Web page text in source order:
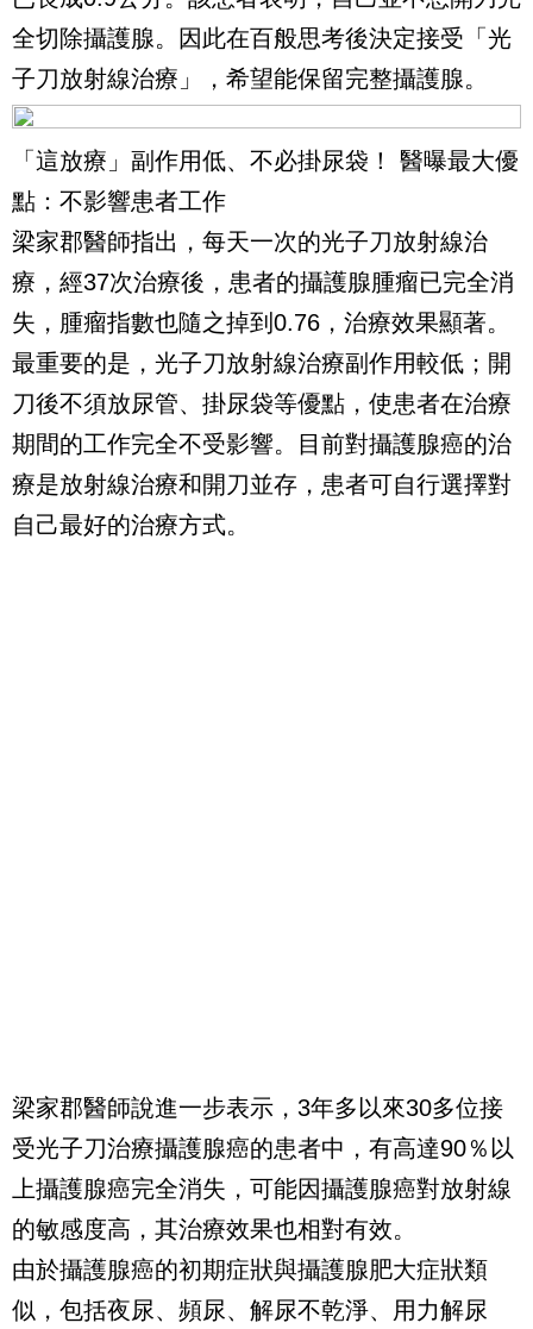
全切除攝護腺。因此在百般思考後決定接受「光
子刀放射線治療」，希望能保留完整攝護腺。
「這放療」副作用低、不必掛尿袋！ 醫曝最大優
點：不影響患者工作
梁家郡醫師指出，每天一次的光子刀放射線治
療，經37次治療後，患者的攝護腺腫瘤已完全消
失，腫瘤指數也隨之掉到0.76，治療效果顯著。
最重要的是，光子刀放射線治療副作用較低；開
刀後不須放尿管、掛尿袋等優點，使患者在治療
期間的工作完全不受影響。目前對攝護腺癌的治
療是放射線治療和開刀並存，患者可自行選擇對
自己最好的治療方式。
梁家郡醫師說進一步表示，3年多以來30多位接
受光子刀治療攝護腺癌的患者中，有高達90％以
上攝護腺癌完全消失，可能因攝護腺癌對放射線
的敏感度高，其治療效果也相對有效。
由於攝護腺癌的初期症狀與攝護腺肥大症狀類
似，包括夜尿、頻尿、解尿不乾淨、用力解尿